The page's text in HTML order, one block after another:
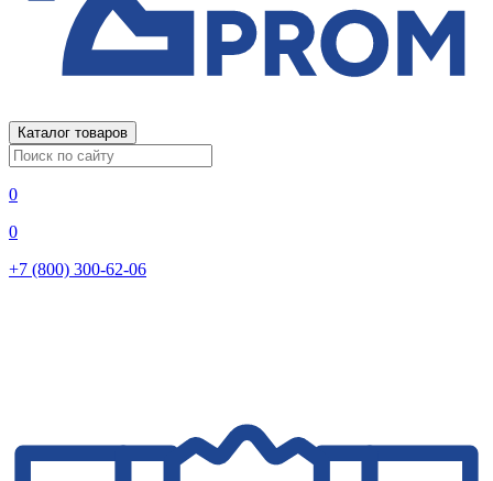
Каталог товаров
0
0
+7 (800) 300-62-06